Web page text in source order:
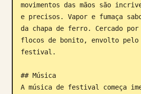
movimentos das mãos são
e precisos. Vapor e fumaça
da chapa de ferro. Cercado
flocos de bonito, envolto pelo
festival.
## Música
A música de festival começa